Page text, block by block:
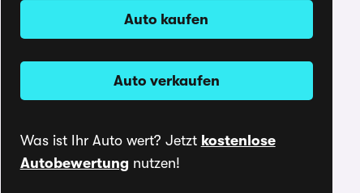
Auto kaufen
Auto verkaufen
Was ist Ihr Auto wert? Jetzt kostenlose
Autobewertung nutzen!